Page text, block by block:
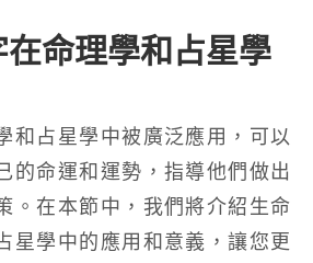
在命理學和占星學
和占星學中被廣泛應用，可以
的命運和運勢，指導他們做出
。在本節中，我們將介紹生命
星學中的應用和意義，讓您更